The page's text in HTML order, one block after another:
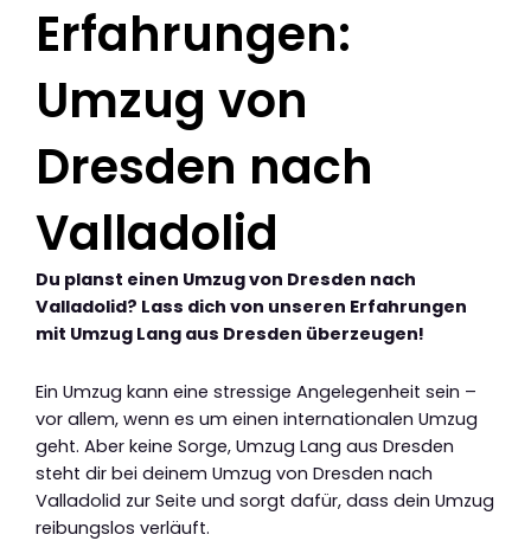
Erfahrungen:
Umzug von
Dresden nach
Valladolid
Du planst einen Umzug von Dresden nach
Valladolid? Lass dich von unseren Erfahrungen
mit Umzug Lang aus Dresden überzeugen!
Ein Umzug kann eine stressige Angelegenheit sein –
vor allem, wenn es um einen internationalen Umzug
geht. Aber keine Sorge, Umzug Lang aus Dresden
steht dir bei deinem Umzug von Dresden nach
Valladolid zur Seite und sorgt dafür, dass dein Umzug
reibungslos verläuft.